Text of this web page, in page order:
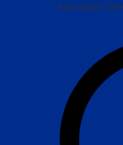
Kabupaten